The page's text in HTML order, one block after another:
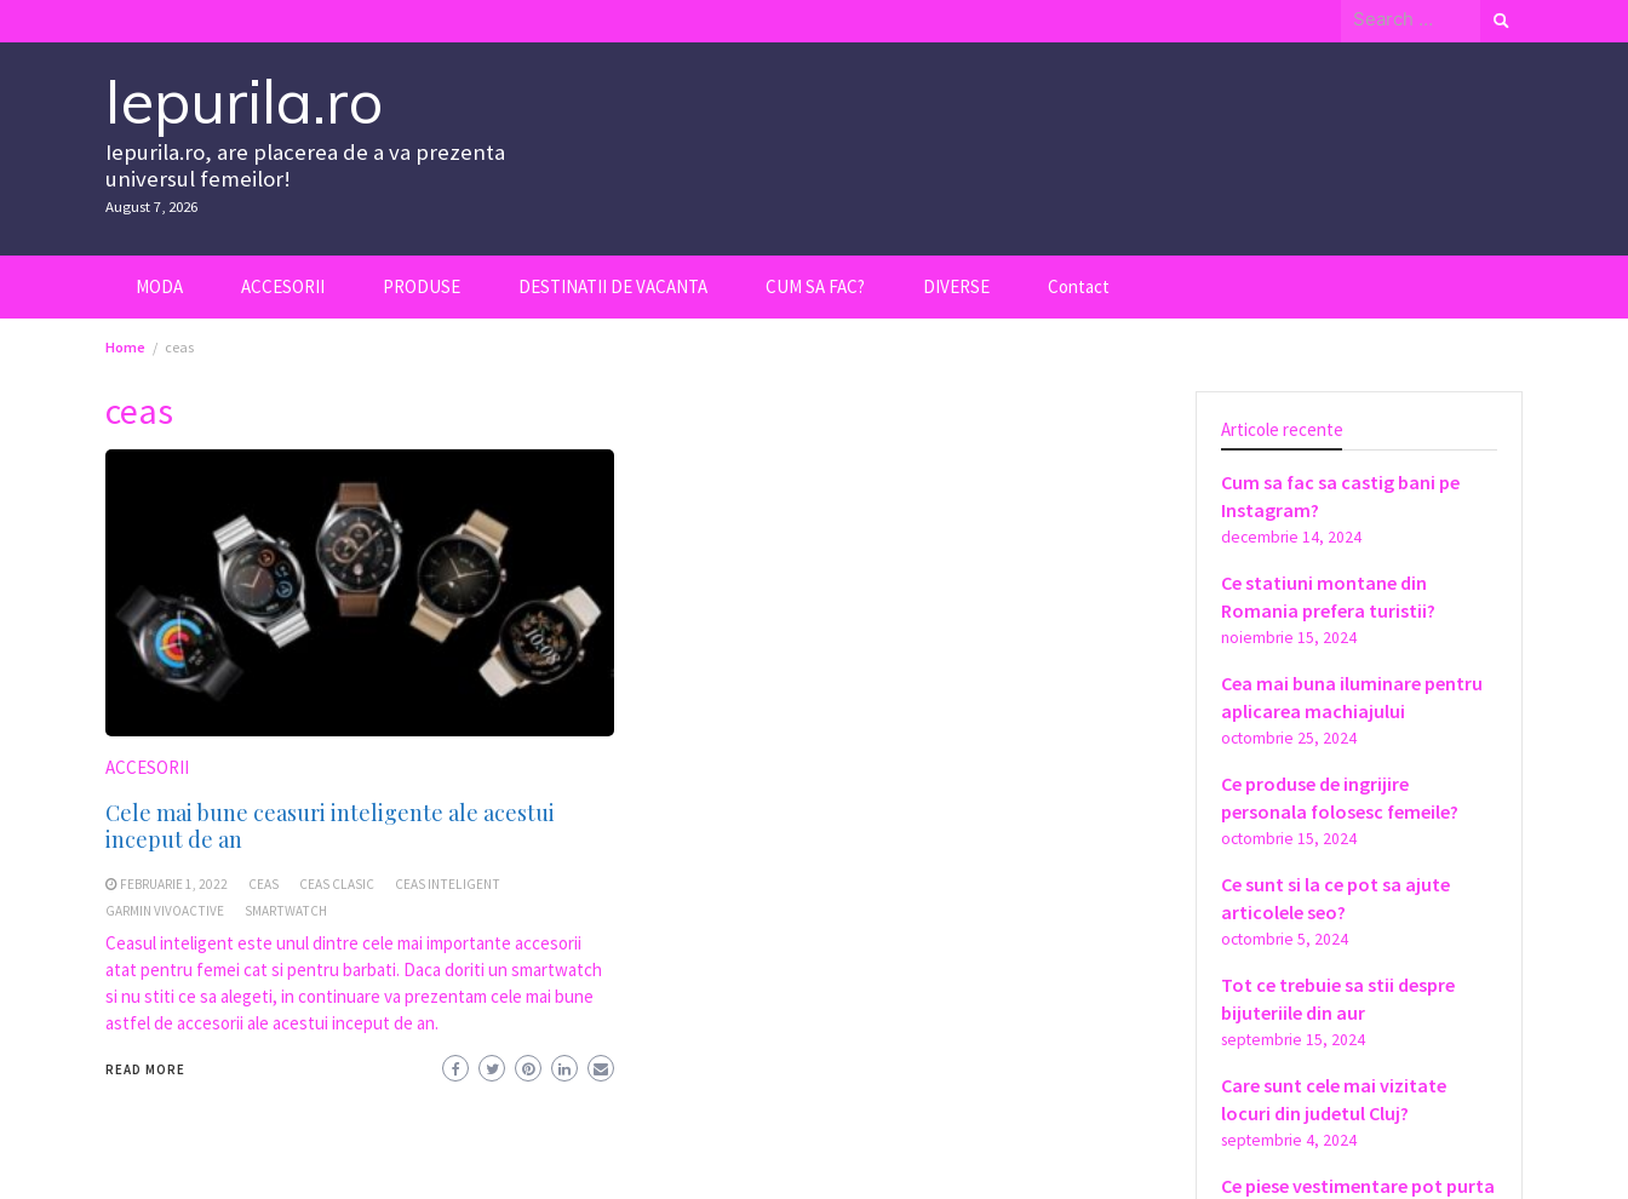
to
Search
for:
Iepurila.ro
Iepurila.ro, are placerea de a va prezenta
universul femeilor!
August 7, 2026
MODA ACCESORII PRODUSE DESTINATII DE VACANTA CUM SA FAC? DIVERSE Contact
Home ceas
ceas
ACCESORII
Cele mai bune ceasuri inteligente ale acestui
inceput de an
FEBRUARIE 1, 2022 CEAS CEAS CLASIC
CEAS INTELIGENT
GARMIN VIVOACTIVE
SMARTWATCH
Ceasul inteligent este unul dintre cele mai importante accesorii
atat pentru femei cat si pentru barbati. Daca doriti un smartwatch
si nu stiti ce sa alegeti, in continuare va prezentam cele mai bune
astfel de accesorii ale acestui inceput de an.
READ MORE
Articole recente
Cum sa fac sa castig bani pe
Instagram?
decembrie 14, 2024
Ce statiuni montane din
Romania prefera turistii?
noiembrie 15, 2024
Cea mai buna iluminare pentru
aplicarea machiajului
octombrie 25, 2024
Ce produse de ingrijire
personala folosesc femeile?
octombrie 15, 2024
Ce sunt si la ce pot sa ajute
articolele seo?
octombrie 5, 2024
Tot ce trebuie sa stii despre
bijuteriile din aur
septembrie 15, 2024
Care sunt cele mai vizitate
locuri din judetul Cluj?
septembrie 4, 2024
Ce piese vestimentare pot purta